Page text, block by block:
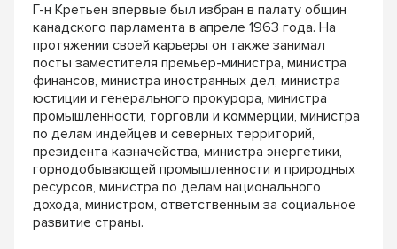
Г-н Кретьен впервые был избран в палату общин
канадского парламента в апреле 1963 года. На
протяжении своей карьеры он также занимал
посты заместителя премьер-министра, министра
финансов, министра иностранных дел, министра
юстиции и генерального прокурора, министра
промышленности, торговли и коммерции, министра
по делам индейцев и северных территорий,
президента казначейства, министра энергетики,
горнодобывающей промышленности и природных
ресурсов, министра по делам национального
дохода, министром, ответственным за социальное
развитие страны.